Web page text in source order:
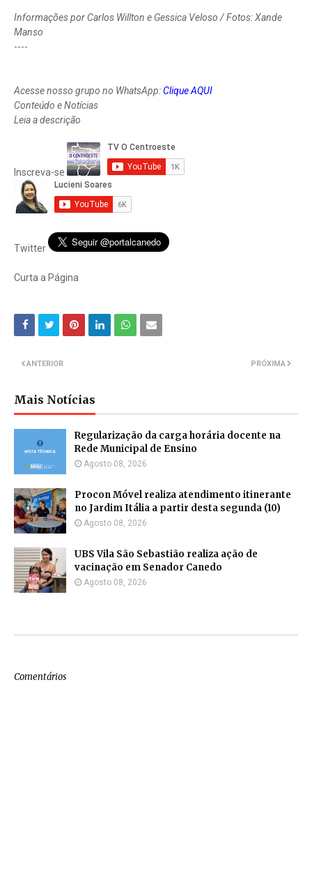
Informações por Carlos Willton e Gessica Veloso / Fotos: Xande
Manso
----
Acesse nosso grupo no WhatsApp:Clique AQUI
Conteúdo e Notícias
Leia a descrição
Inscreva-se
Twitter
Curta a Página
PRÓXIMA
ANTERIOR
Mais Notícias
Regularização da carga horária docente na
Rede Municipal de Ensino
Agosto 08, 2026
Procon Móvel realiza atendimento itinerante
no Jardim Itália a partir desta segunda (10)
Agosto 08, 2026
UBS Vila São Sebastião realiza ação de
vacinação em Senador Canedo
Agosto 08, 2026
Comentários